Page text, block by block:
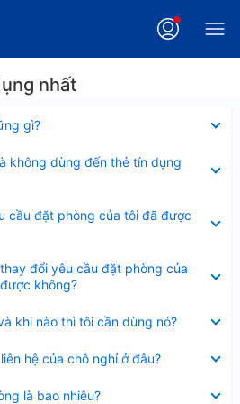
nhất
gì?
không dùng đến thẻ tín dụng
cầu đặt phòng của tôi đã được
đổi yêu cầu đặt phòng của
không?
khi nào thì tôi cần dùng nó?
hệ của chỗ nghỉ ở đâu?
là bao nhiêu?